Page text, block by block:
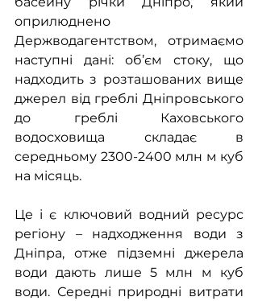
оприлюднено
Держводагентством, отримаємо
наступні дані: об’єм стоку, що
надходить з розташованих вище
джерел від греблі Дніпровського
до греблі Каховського
водосховища складає в
середньому 2300-2400 млн м куб
на місяць.
Це і є ключовий водний ресурс
регіону – надходження води з
Дніпра, отже підземні джерела
води дають лише 5 млн м куб
води. Середні природні витрати